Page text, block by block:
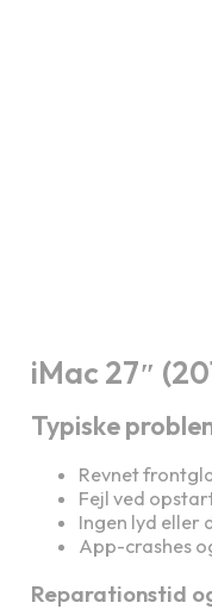
iMac 27″
Typiske
Revnet
Fejl ved
Ingen lyd eller
App-crashes
Reparationstid